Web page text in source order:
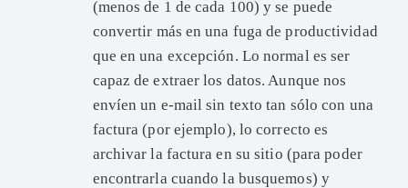
(menos de 1 de cada 100) y se puede
convertir más en una fuga de productividad
que en una excepción. Lo normal es ser
capaz de extraer los datos. Aunque nos
envíen un e-mail sin texto tan sólo con una
factura (por ejemplo), lo correcto es
archivar la factura en su sitio (para poder
encontrarla cuando la busquemos) y